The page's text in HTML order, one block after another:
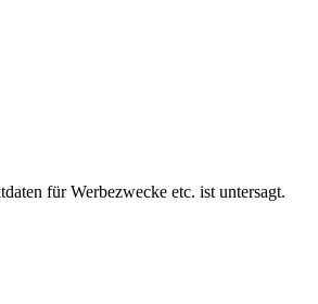
für Werbezwecke etc. ist untersagt.